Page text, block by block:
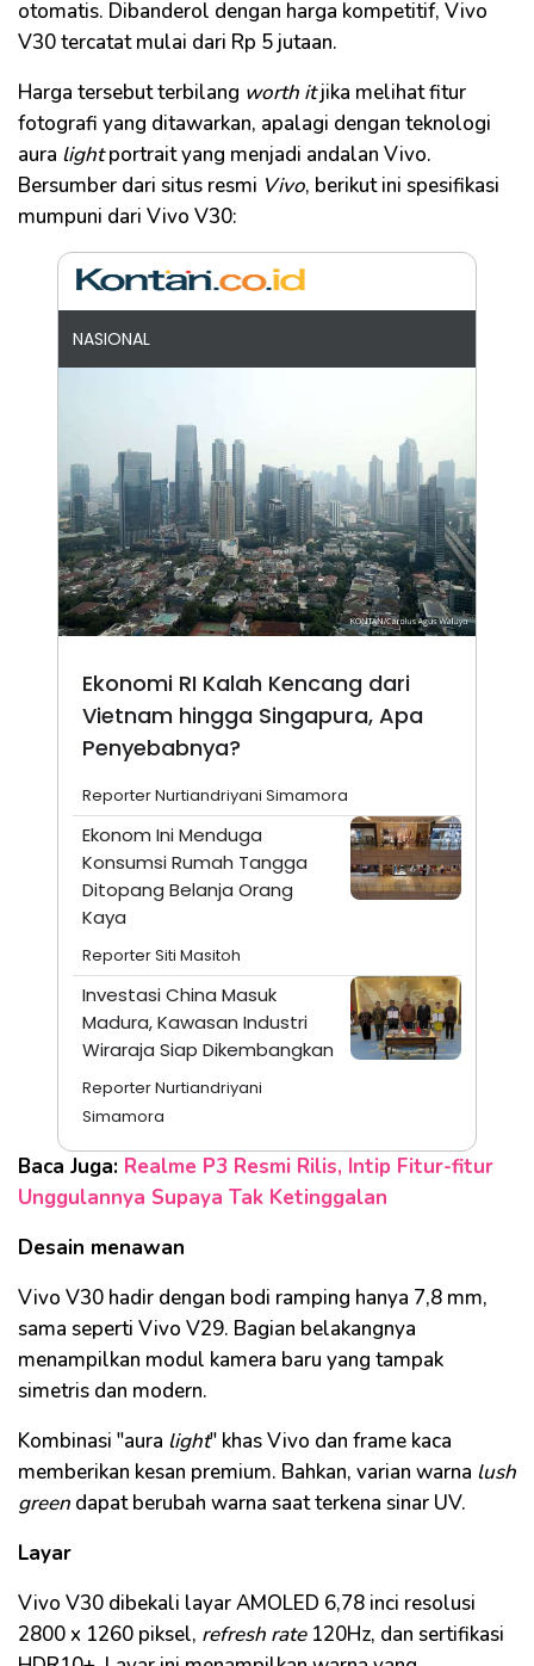
otomatis. Dibanderol dengan harga kompetitif, Vivo
V30 tercatat mulai dari Rp 5 jutaan.
Harga tersebut terbilang worth itjika melihat fitur
fotografi yang ditawarkan, apalagi dengan teknologi
aura lightportrait yang menjadi andalan Vivo.
Bersumber dari situs resmi Vivo, berikut ini spesifikasi
mumpuni dari Vivo V30:
NASIONAL
Ekonomi RI Kalah Kencang dari
Vietnam hingga Singapura, Apa
Penyebabnya?
Reporter Nurtiandriyani Simamora
Ekonom Ini Menduga
Konsumsi Rumah Tangga
Ditopang Belanja Orang
Kaya
Reporter Siti Masitoh
Investasi China Masuk
Madura, Kawasan Industri
Wiraraja Siap Dikembangkan
Reporter Nurtiandriyani
Simamora
Baca Juga: Realme P3 Resmi Rilis, Intip Fitur-fitur
Unggulannya Supaya Tak Ketinggalan
Desain menawan
Vivo V30 hadir dengan bodi ramping hanya 7,8 mm,
sama seperti Vivo V29. Bagian belakangnya
menampilkan modul kamera baru yang tampak
simetris dan modern.
Kombinasi "aura light" khas Vivo dan frame kaca
memberikan kesan premium. Bahkan, varian warna lush
green dapat berubah warna saat terkena sinar UV.
Layar
Vivo V30 dibekali layar AMOLED 6,78 inci resolusi
2800 x 1260 piksel, refresh rate120Hz, dan sertifikasi